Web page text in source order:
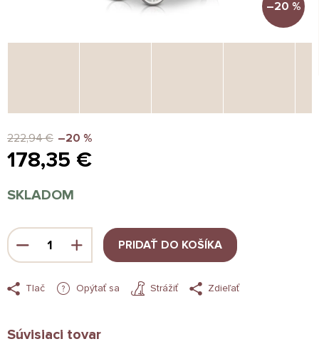
–20 %
222,94 € –20 %
178,35 €
cena:
SKLADOM
PRIDAŤ DO KOŠÍKA
Tlač Opýtať sa Strážiť Zdieľať
Súvisiaci tovar